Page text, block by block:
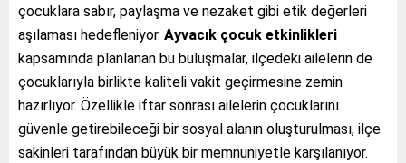
çocuklara sabır, paylaşma ve nezaket gibi etik değerleri
aşılaması hedefleniyor. Ayvacık çocuk etkinlikleri
kapsamında planlanan bu buluşmalar, ilçedeki ailelerin de
çocuklarıyla birlikte kaliteli vakit geçirmesine zemin
hazırlıyor. Özellikle iftar sonrası ailelerin çocuklarını
güvenle getirebileceği bir sosyal alanın oluşturulması, ilçe
sakinleri tarafından büyük bir memnuniyetle karşılanıyor.